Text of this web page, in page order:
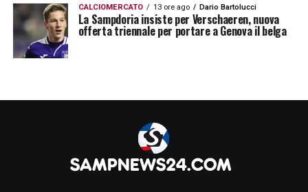
CALCIOMERCATO 13 ore ago Dario Bartolucci
La Sampdoria insiste per Verschaeren, nuova
offerta triennale per portare a Genova il belga